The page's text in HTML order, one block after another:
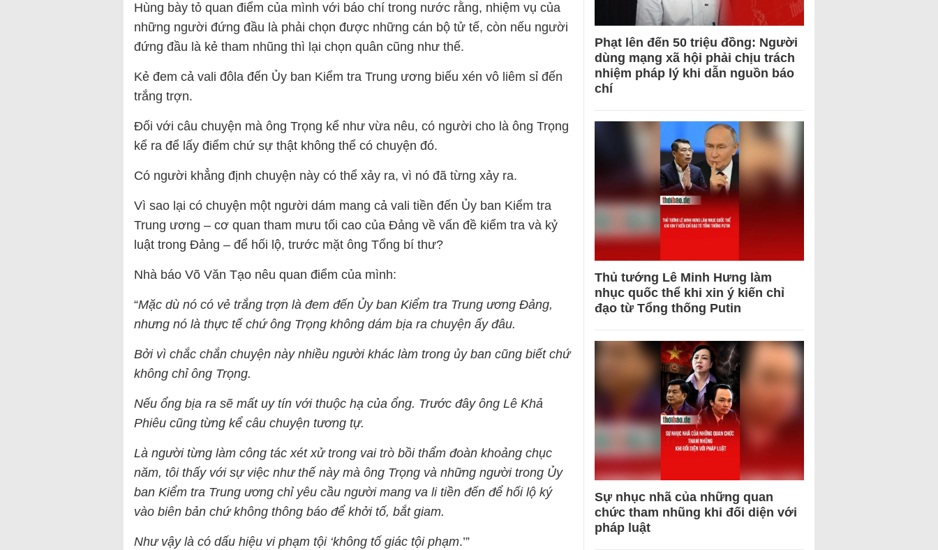
Hùng bày tỏ quan điểm của mình với báo chí trong nước rằng, nhiệm vụ của
những người đứng đầu là phải chọn được những cán bộ tử tế, còn nếu người
đứng đầu là kẻ tham nhũng thì lại chọn quân cũng như thế.
Kẻ đem cả vali đôla đến Ủy ban Kiểm tra Trung ương biếu xén vô liêm sỉ đến
trắng trợn.
Đối với câu chuyện mà ông Trọng kể như vừa nêu, có người cho là ông Trọng
kể ra để lấy điểm chứ sự thật không thể có chuyện đó.
Có người khẳng định chuyện này có thể xảy ra, vì nó đã từng xảy ra.
Vì sao lại có chuyện một người dám mang cả vali tiền đến Ủy ban Kiểm tra
Trung ương – cơ quan tham mưu tối cao của Đảng về vấn đề kiểm tra và kỷ
luật trong Đảng – để hối lộ, trước mặt ông Tổng bí thư?
Nhà báo Võ Văn Tạo nêu quan điểm của mình:
“Mặc dù nó có vẻ trắng trợn là đem đến Ủy ban Kiểm tra Trung ương Đảng,
nhưng nó là thực tế chứ ông Trọng không dám bịa ra chuyện ấy đâu.
Bởi vì chắc chắn chuyện này nhiều người khác làm trong ủy ban cũng biết chứ
không chỉ ông Trọng.
Nếu ổng bịa ra sẽ mất uy tín với thuộc hạ của ổng. Trước đây ông Lê Khả
Phiêu cũng từng kể câu chuyện tương tự.
Là người từng làm công tác xét xử trong vai trò bồi thẩm đoàn khoảng chục
năm, tôi thấy với sự việc như thế này mà ông Trọng và những người trong Ủy
ban Kiểm tra Trung ương chỉ yêu cầu người mang va li tiền đến để hối lộ ký
vào biên bản chứ không thông báo để khởi tố, bắt giam.
Như vậy là có dấu hiệu vi phạm tội ‘không tố giác tội phạm.’”
Phạt lên đến 50 triệu đồng: Người
dùng mạng xã hội phải chịu trách
nhiệm pháp lý khi dẫn nguồn báo
chí
Thủ tướng Lê Minh Hưng làm
nhục quốc thể khi xin ý kiến chỉ
đạo từ Tổng thống Putin
Sự nhục nhã của những quan
chức tham nhũng khi đối diện với
pháp luật